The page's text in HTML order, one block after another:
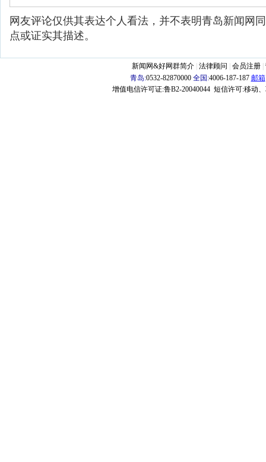
网友评论仅供其表达个人看法，并不表明青岛新闻网
点或证实其描述。